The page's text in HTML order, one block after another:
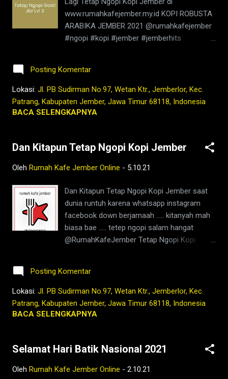
e,facebook,google,maps,sejarah,indonesia,n
usantara,masa lalu,kedai kopi di jember,jenis
kopi jember,kafe di jember,kopi jember,bisnis
coffee shop di indonesia,harga kopi
jember
www.rumahkafejember.my.id KOPI ROBUSTA
ARABIKA JEMBER 2021 @rumahkafejember
#ngopi #kopi #jember #jemberhits
#rumahkafejember #kafejember
#warungkopi #kedaikopi #kopienak
#tetapngopi #tubruk #wedang #uwuh
#rempah #coffee #pecintakopi
#instagood #barista #coffeeholic #kopilokal
#JanganNulari #JanganKetularan #kedaikopi
Posting Komentar
Lokasi: Jl. PB Sudirman No.97, Wetan Ktr., Jemberlor, Kec.
Patrang, Kabupaten Jember, Jawa Timur 68118, Indonesia
BACA SELENGKAPNYA
Dan Kitapun Tetap Ngopi Kopi Jember
Oleh Rumah Kafe Jember Online - 5.10.21
Dan Kitapun Tetap Ngopi Kopi Jember saat
dunia runtuh karena whatsapp instagram
facebook down berjamaah ..... kitanyah mah
biasa bae ..... tetep ngopi salam hangat
@RumahKafeJember Tetap Ngopi Kopi
@rumahkafejember #ngopi #kopi #jember
#tubruk #wedang #uwuh #rempah
#jemberhits #ngopimalam #coffee
#ngopisiang #pecintakopi #penikmatkopi
#coffeebeans #coffeelovers #instagood
#photooftheday #TetapProtokolNewNormal
Posting Komentar
Lokasi: Jl. PB Sudirman No.97, Wetan Ktr., Jemberlor, Kec.
Patrang, Kabupaten Jember, Jawa Timur 68118, Indonesia
BACA SELENGKAPNYA
Selamat Hari Batik Nasional 2021
Oleh Rumah Kafe Jember Online - 2.10.21